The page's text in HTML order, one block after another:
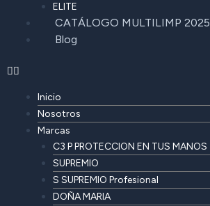
ELITE
CATÁLOGO MULTILIMP 2025
Blog
Inicio
Nosotros
Marcas
C3 P PROTECCION EN TUS MANOS
SUPREMIO
S SUPREMIO Profesional
DOÑA MARIA